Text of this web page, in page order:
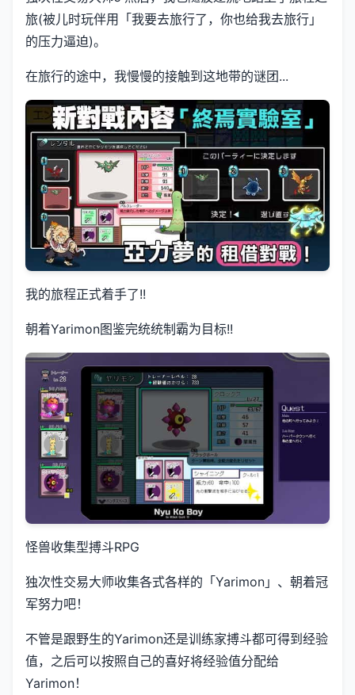
旅(被儿时玩伴用「我要去旅行了，你也给我去旅行」
的压力逼迫)。
在旅行的途中，我慢慢的接触到这地带的谜团...
我的旅程正式着手了!!
朝着Yarimon图鉴完统统制霸为目标!!
怪兽收集型搏斗RPG
独次性交易大师收集各式各样的「Yarimon」、朝着冠
军努力吧！
不管是跟野生的Yarimon还是训练家搏斗都可得到经验
值，之后可以按照自己的喜好将经验值分配给
Yarimon！